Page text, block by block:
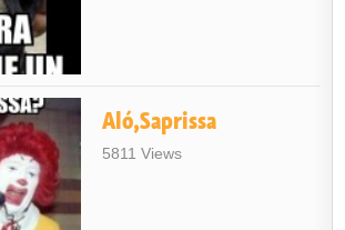
Aló,Saprissa
5811 Views